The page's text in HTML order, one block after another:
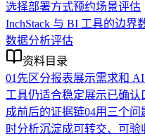
选择部署方式预约场景评估
InchStack 与 BI 工具的边界
数据分析评估
资料目录
01先区分报表展示需求和
工具仍适合稳定展示已确认
成前后的证据链04用三个问
时分析沉淀成可转交、可